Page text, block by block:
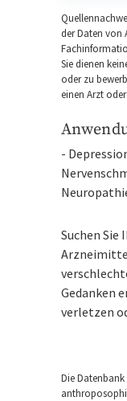
der Daten von
Sie dienen
oder zu
einen Arzt
-
Suchen
Gedanken
verletzen
Die